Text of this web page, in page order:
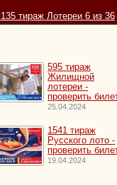
тираж Лотереи 6 из 36
595 тираж
Жилищной
лотереи -
проверить
25.04.2024
1541 тираж
Русского лото -
проверить
19.04.2024